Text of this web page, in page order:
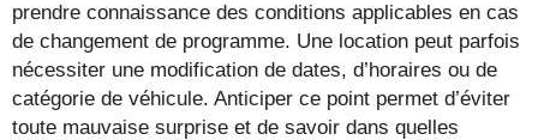
prendre connaissance des conditions applicables en cas
de changement de programme. Une location peut parfois
nécessiter une modification de dates, d’horaires ou de
catégorie de véhicule. Anticiper ce point permet d’éviter
toute mauvaise surprise et de savoir dans quelles